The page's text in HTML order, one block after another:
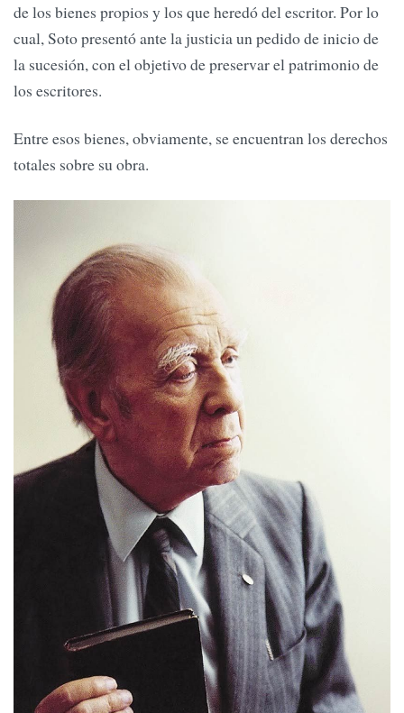
de los bienes propios y los que heredó del escritor. Por lo
cual, Soto presentó ante la justicia un pedido de inicio de
la sucesión, con el objetivo de preservar el patrimonio de
los escritores.
Entre esos bienes, obviamente, se encuentran los derechos
totales sobre su obra.